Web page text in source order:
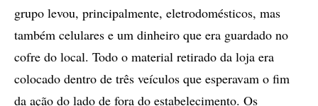
grupo levou, principalmente, eletrodomésticos, mas
também celulares e um dinheiro que era guardado no
cofre do local. Todo o material retirado da loja era
colocado dentro de três veículos que esperavam o fim
da ação do lado de fora do estabelecimento. Os